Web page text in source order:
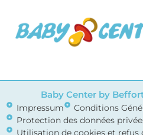
Baby Center by
Impressum
Conditions
Protection des données
Utilisation de cookies et refus